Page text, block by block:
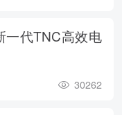
一代TNC高效电
30262